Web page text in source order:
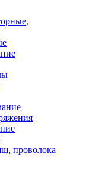
проволока